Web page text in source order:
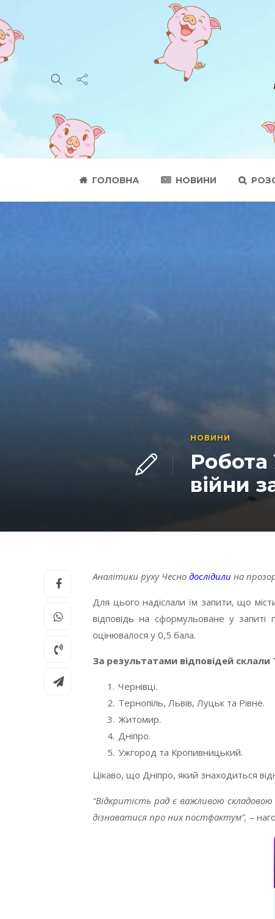
ГОЛОВНА НОВИНИ
НОВИНИ
Робота
війни
Аналітики руху Чесно дослідили на
Для цього надіслали їм запити, що
відповідь на сформульоване у
оцінювалося у 0,5 бала.
За результатами відповідей
Чернівці.
Тернопіль, Львів, Луцьк та Рівне.
Житомир.
Дніпро.
Ужгород та Кропивницький.
Цікаво, що Дніпро, який знаходиться
“Відкритість рад є важливою
дізнаватися про них постфактум”, –